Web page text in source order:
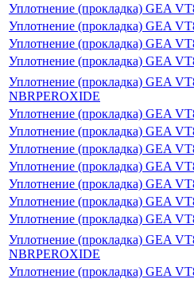
Уплотнение (прокладка) GEA
Уплотнение (прокладка) GEA
Уплотнение (прокладка) GEA
Уплотнение (прокладка) GEA
Уплотнение (прокладка) GEA
NBRPEROXIDE
Уплотнение (прокладка) GEA
Уплотнение (прокладка) GEA
Уплотнение (прокладка) GEA
Уплотнение (прокладка) GEA
Уплотнение (прокладка) GEA
Уплотнение (прокладка) GEA
Уплотнение (прокладка) GEA
Уплотнение (прокладка) GEA
NBRPEROXIDE
Уплотнение (прокладка) GEA